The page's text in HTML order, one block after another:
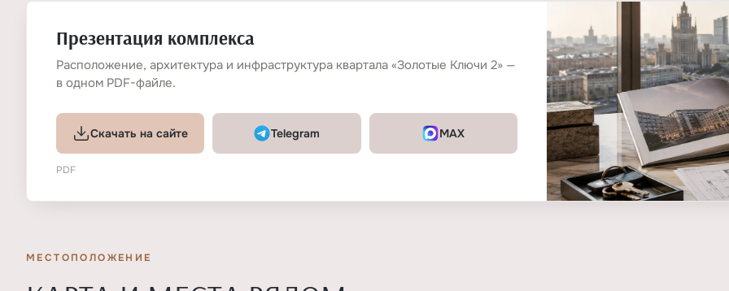
Презентация комплекса
Расположение, архитектура и инфраструктура квартала «Золотые Ключи 2» —
в одном PDF-файле.
Скачать на сайте Telegram MAX
PDF
МЕСТОПОЛОЖЕНИЕ